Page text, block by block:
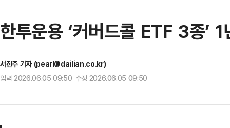
한투운용 ‘커버드콜 ETF 3종’
서진주 기자 (pearl@dailian.co.kr)
입력 2026.06.05 09:50 수정 2026.06.05 09:50